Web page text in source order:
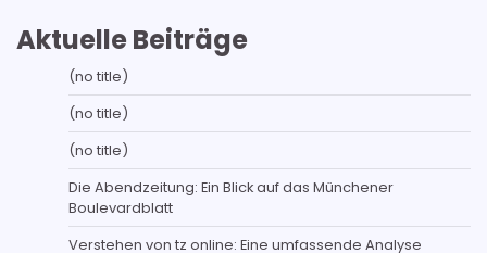
Aktuelle Beiträge
(no title)
(no title)
(no title)
Die Abendzeitung: Ein Blick auf das Münchener
Boulevardblatt
Verstehen von tz online: Eine umfassende Analyse